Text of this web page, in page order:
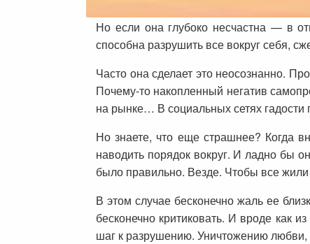
Но если она глубоко несчастна — в
способна разрушить все вокруг себя,
Часто она сделает это неосознанно.
Почему-то накопленный негатив
на рынке… В социальных сетях
Но знаете, что еще страшнее? Когда
наводить порядок вокруг. И ладно бы
было правильно. Везде. Чтобы все
В этом случае бесконечно жаль ее
бесконечно критиковать. И вроде как
шаг к разрушению. Уничтожению любви,